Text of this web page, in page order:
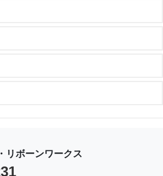
リボーンワークス